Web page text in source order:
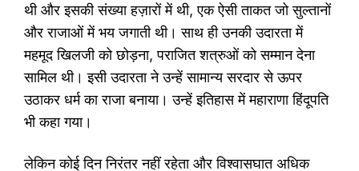
थी और इसकी संख्या हज़ारों में थी, एक ऐसी ताकत जो सुल्तानों
और राजाओं में भय जगाती थी। साथ ही उनकी उदारता में
महमूद खिलजी को छोड़ना, पराजित शत्रुओं को सम्मान देना
सामिल थी। इसी उदारता ने उन्हें सामान्य सरदार से ऊपर
उठाकर धर्म का राजा बनाया। उन्हें इतिहास में महाराणा हिंदूपति
भी कहा गया।
लेकिन कोई दिन निरंतर नहीं रहेता और विश्वासघात अधिक